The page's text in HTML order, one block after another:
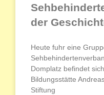
der
Heute fuhr eine
Domplatz befindet
Bildungsstätte
Stiftung